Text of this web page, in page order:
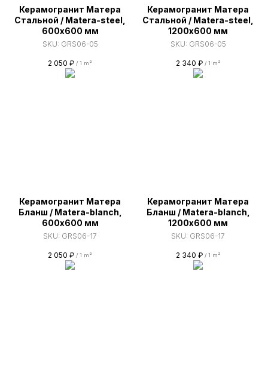
Керамогранит Матера
Стальной / Matera-steel,
600х600 мм
SKU: GRS06-05
2 050 ₽ / 1 m²
Керамогранит Матера
Стальной / Matera-steel,
1200х600 мм
SKU: GRS06-05
2 340 ₽ / 1 m²
Керамогранит Матера
Бланш / Matera-blanch,
600х600 мм
SKU: GRS06-17
2 050 ₽ / 1 m²
Керамогранит Матера
Бланш / Matera-blanch,
1200х600 мм
SKU: GRS06-17
2 340 ₽ / 1 m²